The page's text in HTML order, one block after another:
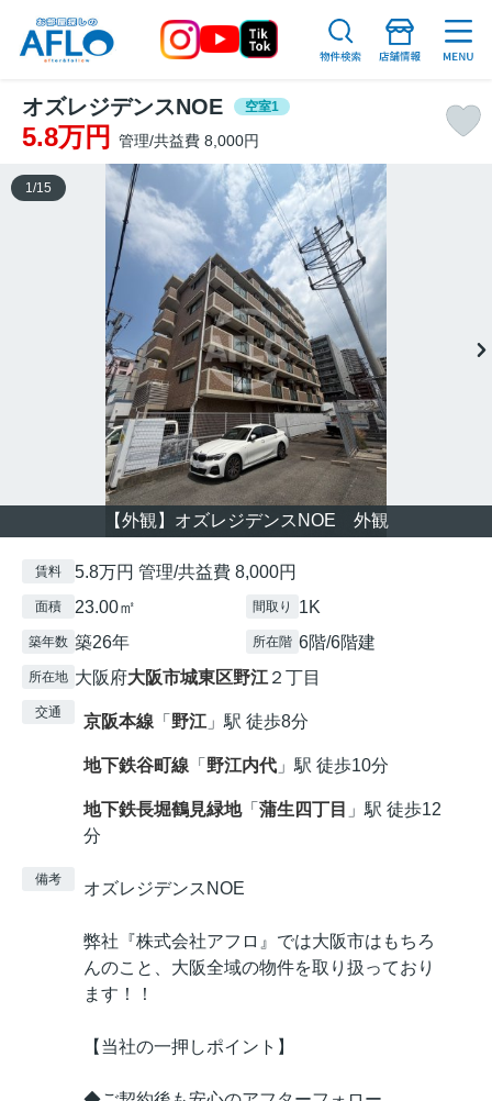
オズレジデンスNOE 空室1
5.8万円 管理/共益費 8,000円
【外観】オズレジデンスNOE 外観
1 /15
賃料 5.8万円 管理/共益費 8,000円
面積 23.00㎡ 間取り 1K
築年数 築26年 所在階 6階/6階建
所在地 大阪府大阪市城東区野江 ２丁目
交通 京阪本線 「 野江 」駅 徒歩8分
地下鉄谷町線 「 野江内代 」駅 徒歩10分
地下鉄長堀鶴見緑地「 蒲生四丁目 」駅 徒歩12
分
備考 オズレジデンスNOE
弊社『株式会社アフロ』では大阪市はもちろ
んのこと、大阪全域の物件を取り扱っており
ます！！
【当社の一押しポイント】